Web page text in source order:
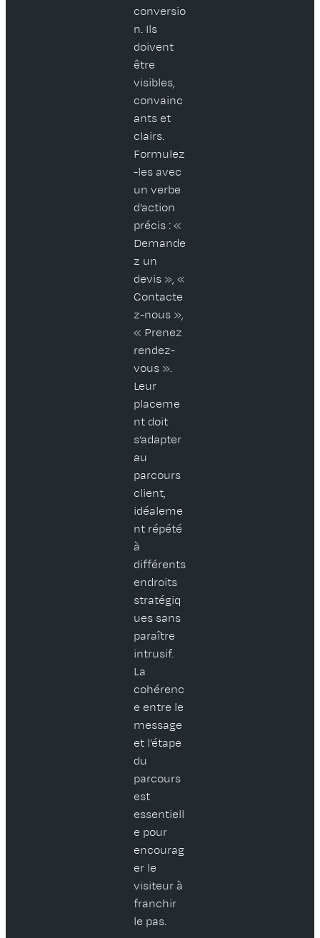
conversio
n. Ils
doivent
être
visibles,
convainc
ants et
clairs.
Formulez
-les avec
un verbe
d’action
précis : «
Demande
z un
devis », «
Contacte
z-nous »,
« Prenez
rendez-
vous ».
Leur
placeme
nt doit
s’adapter
au
parcours
client,
idéaleme
nt répété
à
différents
endroits
stratégiq
ues sans
paraître
intrusif.
La
cohérenc
e entre le
message
et l’étape
du
parcours
est
essentiell
e pour
encourag
er le
visiteur à
franchir
le pas.